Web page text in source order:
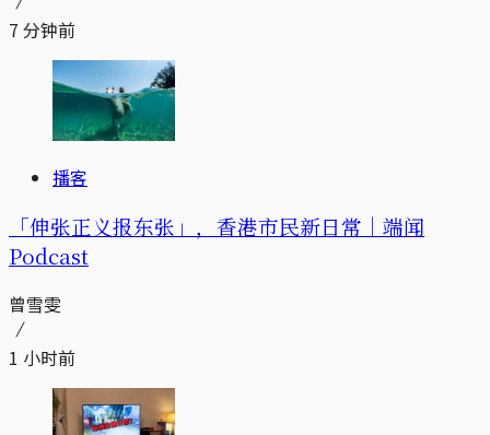
7 分钟前
播客
「伸张正义报东张」，香港市民新日常｜端闻
Podcast
曾雪雯
1 小时前